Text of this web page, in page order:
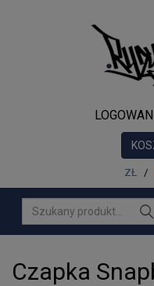
MUZYKA
PROMOCJE
PRODUCENCI
ZŁ /
Czapka